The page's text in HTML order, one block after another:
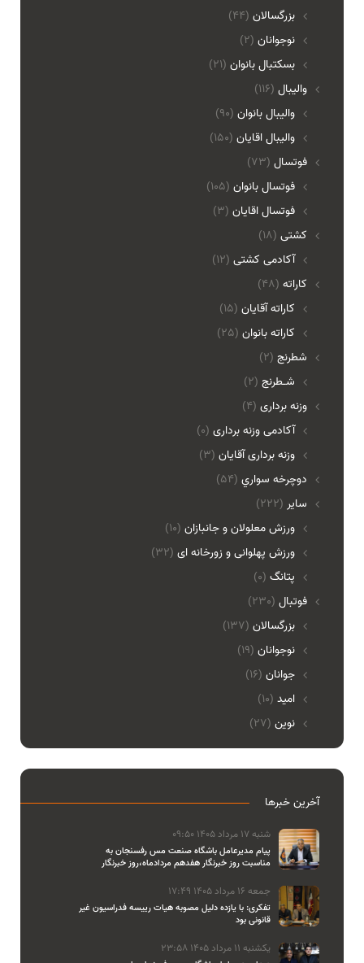
بزرگسالان (44)
نوجوانان (2)
بسکتبال بانوان (21)
(116) والیبال
واليبال بانوان (90)
واليبال اقايان (150)
(73) فوتسال
فوتسال بانوان (105)
فوتسال اقايان (3)
(18) کشتی
آکادمی کشتی (12)
(48) کاراته
کاراته آقایان (15)
کاراته بانوان (25)
(2) شطرنج
شـطرنج (2)
(4) وزنه برداری
آکادمی وزنه برداری (0)
وزنه برداری آقایان (3)
(54) دوچرخه سواري
(222) ساير
ورزش معلولان و جانبازان (10)
ورزش پهلوانی و زورخانه ای (32)
پتانگ (0)
(230) فوتبال
بزرگسالان (137)
نوجوانان (19)
جوانان (16)
امید (10)
نوین (27)
آخرین خبرها
شنبه 17 مرداد 1405 09:50
پیام مدیرعامل باشگاه صنعت مس رفسنجان به
مناسبت روز خبرنگار هفدهم مردادماه،روز خبرنگار
جمعه 16 مرداد 1405 17:49
تفکری: با یازده دلیل مصوبه هیات رییسه فدراسیون غیر
قانونی بود
یکشنبه 11 مرداد 1405 23:58